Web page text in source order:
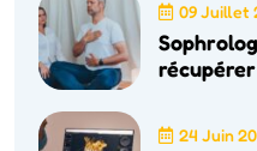
09 Juillet
récupérer
24 Juin